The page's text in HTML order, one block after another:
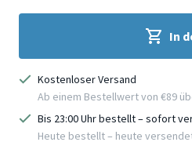
In
Kostenloser Versand
Ab einem Bestellwert von €89
Bis 23:00 Uhr bestellt – sofort
Heute bestellt – heute